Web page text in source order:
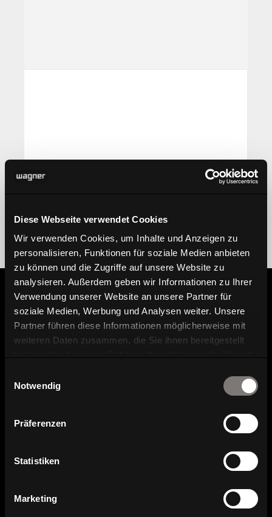
Diese Webseite verwendet Cookies
Wir verwenden Cookies, um Inhalte und Anzeigen zu
personalisieren, Funktionen für soziale Medien anbieten
zu können und die Zugriffe auf unsere Website zu
analysieren. Außerdem geben wir Informationen zu Ihrer
Verwendung unserer Website an unsere Partner für
soziale Medien, Werbung und Analysen weiter. Unsere
Partner führen diese Informationen möglicherweise mit
weiteren Daten zusammen, die Sie ihnen bereitgestellt
Notwendig
Präferenzen
Statistiken
Marketing
Informationen
Hier finden Sie unsere Händler.
Produktbild, Datenblatt und